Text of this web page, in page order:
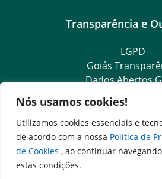
Nós usamos cookies!
Utilizamos cookies essenciais e
de acordo com a nossa Política de
de Cookies , ao continuar
estas condições.
Transparência e
LGPD
Goiás
Dados Abertos
Ouvidoria Geral
SIC – Serviço de
e-SIC – Serviço Eletrônico de
Acesso às Informações das